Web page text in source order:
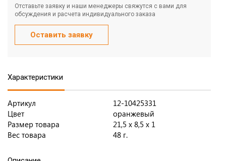
Отставьте заявку и наши менеджеры свяжутся с вами для
обсуждения и расчета индивидуального заказа
Оставить заявку
Характеристики
Артикул
12-10425331
Цвет
оранжевый
Размер товара
21,5 х 8,5 х 1
Вес товара
48 г.